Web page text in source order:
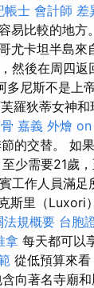
帳士 會計師 差
易比較的地方
尤卡坦半島來
然後在周四返
多尼斯不是上
羅狄蒂女神和
嘉義 外燴
的交替。 如
少需要21歲
工作人員滿足
斯里（Luxori
法規概要 台胞
拿 每天都可以
從低預算來看
向著名寺廟和